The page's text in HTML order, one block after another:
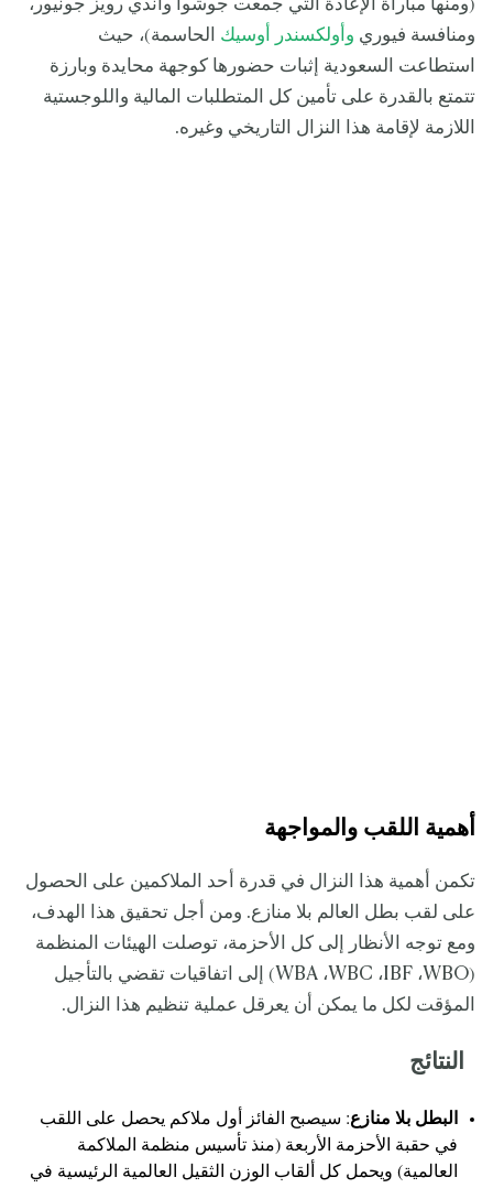
(ومنها مباراة الإعادة التي جمعت جوشوا وآندي رويز جونيور،
ومنافسة فيوري وأولكسندر أوسيك الحاسمة)، حيث
استطاعت السعودية إثبات حضورها كوجهة محايدة وبارزة
تتمتع بالقدرة على تأمين كل المتطلبات المالية واللوجستية
اللازمة لإقامة هذا النزال التاريخي وغيره.
أهمية اللقب والمواجهة
تكمن أهمية هذا النزال في قدرة أحد الملاكمين على الحصول
على لقب بطل العالم بلا منازع. ومن أجل تحقيق هذا الهدف،
ومع توجه الأنظار إلى كل الأحزمة، توصلت الهيئات المنظمة
(WBA ،WBC ،IBF ،WBO) إلى اتفاقيات تقضي بالتأجيل
المؤقت لكل ما يمكن أن يعرقل عملية تنظيم هذا النزال.
النتائج
البطل بلا منازع: سيصبح الفائز أول ملاكم يحصل على اللقب
في حقبة الأحزمة الأربعة (منذ تأسيس منظمة الملاكمة
العالمية) ويحمل كل ألقاب الوزن الثقيل العالمية الرئيسية في